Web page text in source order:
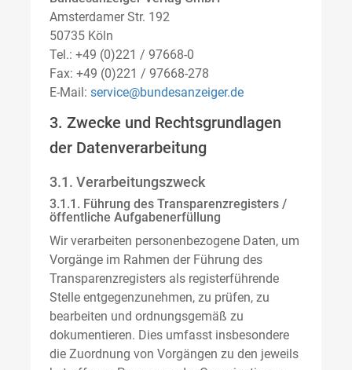
Amsterdamer Str. 192
50735 Köln
Tel.: +49 (0)221 / 97668-0
Fax: +49 (0)221 / 97668-278
E-Mail: service@bundesanzeiger.de
3. Zwecke und Rechtsgrundlagen
der Datenverarbeitung
3.1. Verarbeitungszweck
3.1.1. Führung des Transparenzregisters /
öffentliche Aufgabenerfüllung
Wir verarbeiten personenbezogene Daten, um
Vorgänge im Rahmen der Führung des
Transparenzregisters als registerführende
Stelle entgegenzunehmen, zu prüfen, zu
bearbeiten und ordnungsgemäß zu
dokumentieren. Dies umfasst insbesondere
die Zuordnung von Vorgängen zu den jeweils